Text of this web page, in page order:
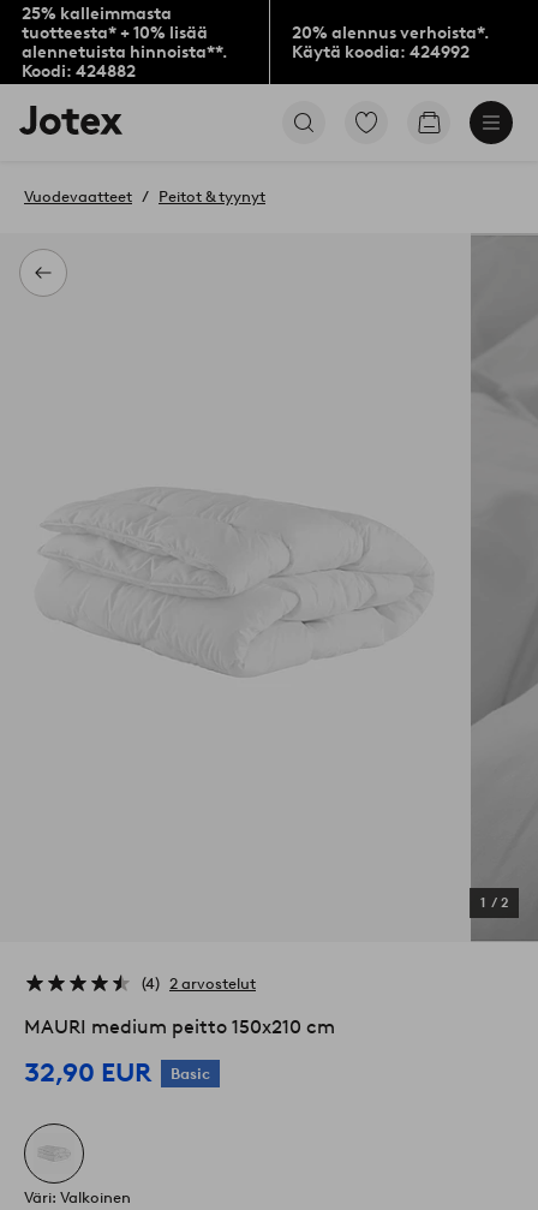
25% kalleimmasta
tuotteesta* + 10% lisää
alennetuista hinnoista**.
Koodi: 424882
20% alennus verhoista*.
Käytä koodia: 424992
Jotex-
logo
aloitussivulle
Siirry
Siirry
Takaisin
Vuodevaatteet Peitot & tyynyt
1 / 2
4 2 arvostelut
MAURI medium peitto 150x210 cm
32,90 EUR Basic
Väri: Valkoinen